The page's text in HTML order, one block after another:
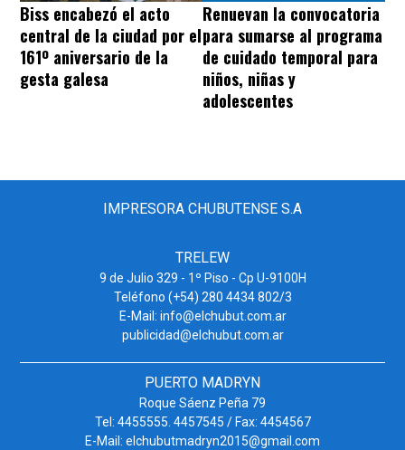
Biss encabezó el acto
central de la ciudad por el
161º aniversario de la
gesta galesa
Renuevan la convocatoria
para sumarse al programa
de cuidado temporal para
niños, niñas y
adolescentes
IMPRESORA CHUBUTENSE S.A
TRELEW
9 de Julio 329 - 1º Piso - Cp U-9100H
Teléfono (+54) 280 4434 802/3
E-Mail: info@elchubut.com.ar
publicidad@elchubut.com.ar
PUERTO MADRYN
Roque Sáenz Peña 79
Tel: 4455555. 4457545 / Fax: 4454567
E-Mail: elchubutmadryn2015@gmail.com